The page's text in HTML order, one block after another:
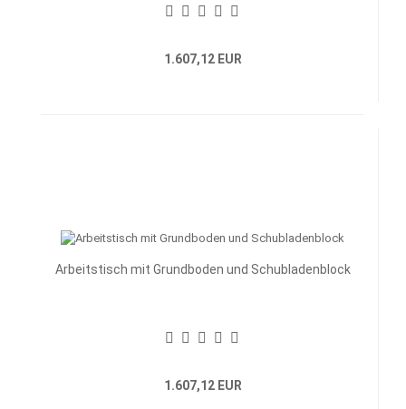
1.607,12 EUR
Arbeitstisch mit Grundboden und Schubladenblock
1.607,12 EUR